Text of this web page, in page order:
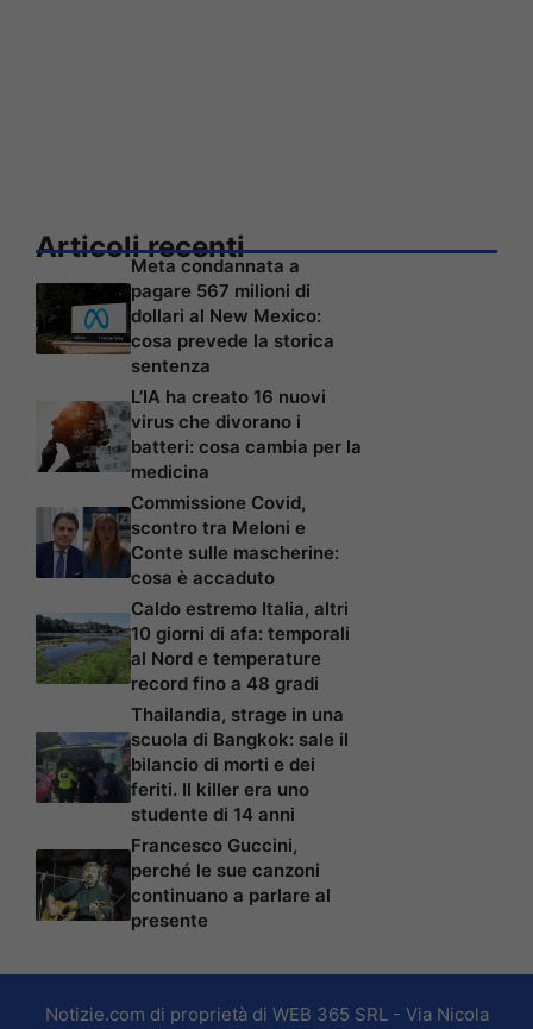
Articoli recenti
Meta condannata a
pagare 567 milioni di
dollari al New Mexico:
cosa prevede la storica
sentenza
L’IA ha creato 16 nuovi
virus che divorano i
batteri: cosa cambia per la
medicina
Commissione Covid,
scontro tra Meloni e
Conte sulle mascherine:
cosa è accaduto
Caldo estremo Italia, altri
10 giorni di afa: temporali
al Nord e temperature
record fino a 48 gradi
Thailandia, strage in una
scuola di Bangkok: sale il
bilancio di morti e dei
feriti. Il killer era uno
studente di 14 anni
Francesco Guccini,
perché le sue canzoni
continuano a parlare al
presente
Notizie.com di proprietà di WEB 365 SRL - Via Nicola